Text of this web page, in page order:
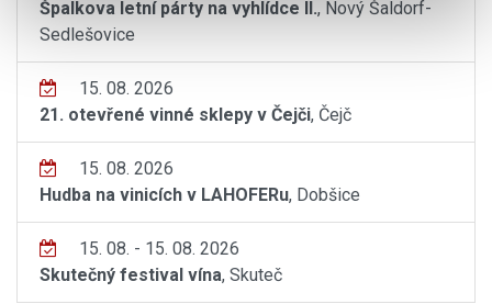
Špalkova letní párty na vyhlídce II., Nový Šaldorf-
Sedlešovice
15. 08. 2026
21. otevřené vinné sklepy v Čejči, Čejč
15. 08. 2026
Hudba na vinicích v LAHOFERu, Dobšice
15. 08. - 15. 08. 2026
Skutečný festival vína, Skuteč